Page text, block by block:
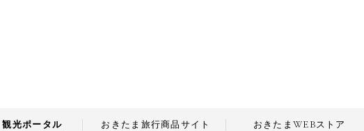
観光ポータル おきたま旅行商品 サイト おきたま WEBストア